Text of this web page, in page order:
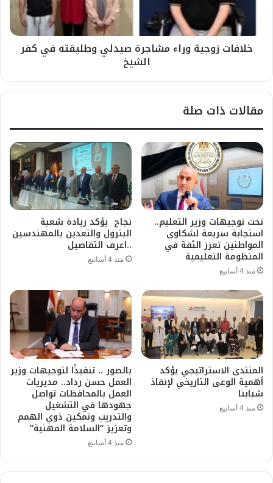
خلافات زوجية وراء مشاجرة صيدلي وطليقته في كفر
الشيخ
مقالات ذات صلة
تحت توجيهات وزير التعليم..
استجابة سريعة لشكاوى
المواطنين تعزز الثقة في
المنظومة التعليمية
منذ 4 أسابيع
نجاح يؤكد ريادة شعبة
البترول والتعدين بالمهندسين
..اعرف التفاصيل
منذ 4 أسابيع
المنتدى الاستراتيجي يؤكد
أهمية الوعى التاريخي لإنقاذ
شبابنا
منذ 4 أسابيع
بالصور .. تنفيذًا لتوجيهات وزير
العمل حسن رداد.. مديريات
العمل بالمحافظات تواصل
جهودها في التشغيل
والتدريب وتمكين ذوي الهمم
وتعزيز “السلامة المهنية”
منذ 4 أسابيع